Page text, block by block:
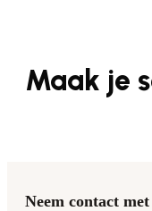
Maak je
Neem contact